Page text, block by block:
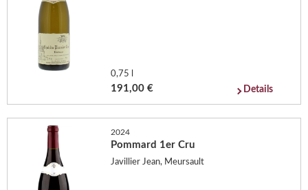
0,75 l
191,00 € Details
2024
Pommard 1er Cru
Javillier Jean, Meursault